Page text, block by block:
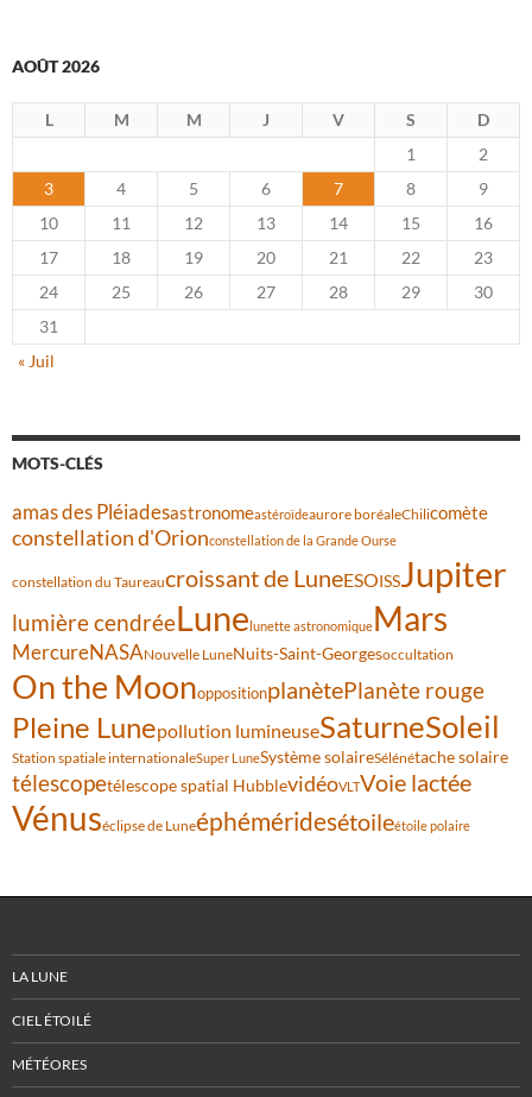
AOÛT 2026
L M M J V S
D
1
2
3
4 5 6 7 8
9
10
11 12 13 14 15
16
17
18 19 20 21 22
23
24
25 26 27 28 29
30
31
« Juil
MOTS-CLÉS
amas des Pléiadesastronomeastéroïdeaurore boréaleChilicomète
constellation d'Orionconstellation de la Grande Ourse
constellation du Taureaucroissant de LuneESOISSJupiter
lumière cendréeLunelunette astronomiqueMars
MercureNASANouvelle LuneNuits-Saint-Georgesoccultation
On the MoonoppositionplanètePlanète rouge
Pleine Lunepollution lumineuseSaturneSoleil
Station spatiale internationaleSuper LuneSystème solaireSélénétache solaire
télescopetélescope spatial HubblevidéoVLTVoie lactée
Vénuséclipse de Luneéphéméridesétoileétoile polaire
LA LUNE
CIEL ÉTOILÉ
MÉTÉORES